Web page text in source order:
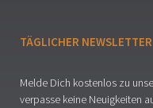
TÄGLICHER NEWSLETTER
Melde Dich kostenlos zu
verpasse keine Neuigkeiten